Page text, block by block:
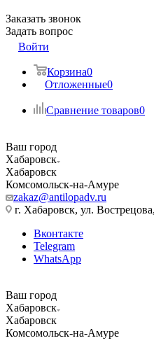
Заказать звонок
Задать вопрос
Войти
Корзина0
Отложенные0
Сравнение товаров0
Ваш город
Хабаровск
Хабаровск
Комсомольск-на-Амуре
zakaz@antilopadv.ru
г. Хабаровск, ул.
Вконтакте
Telegram
WhatsApp
Ваш город
Хабаровск
Хабаровск
Комсомольск-на-Амуре